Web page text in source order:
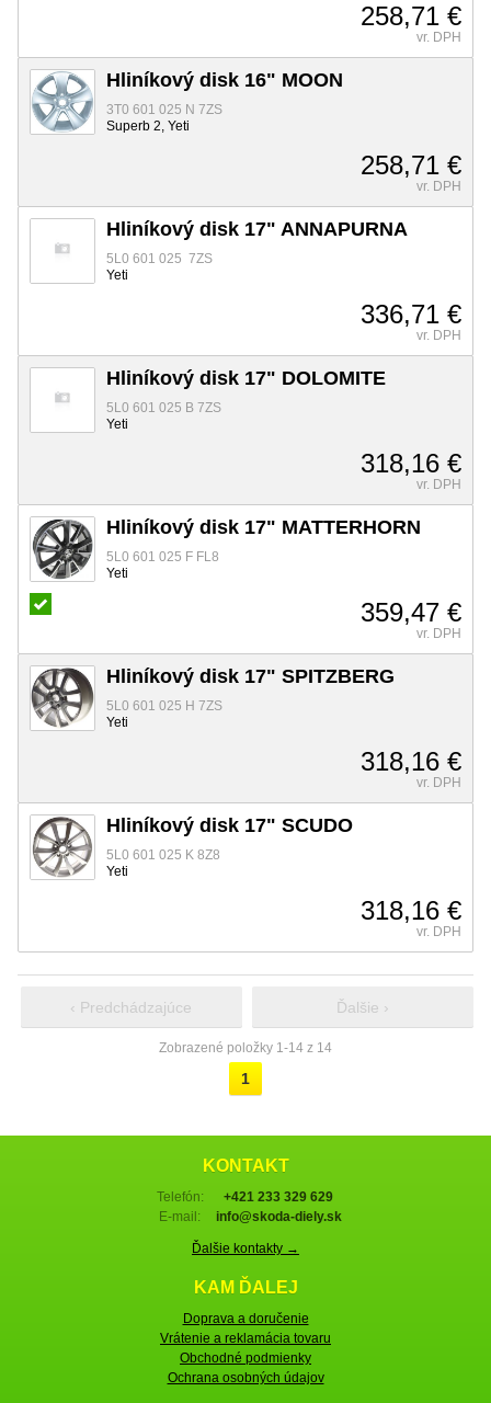
258,71 €
vr. DPH
Hliníkový disk 16" MOON
3T0 601 025 N 7ZS
Superb 2, Yeti
258,71 €
vr. DPH
Hliníkový disk 17" ANNAPURNA
5L0 601 025 7ZS
Yeti
336,71 €
vr. DPH
Hliníkový disk 17" DOLOMITE
5L0 601 025 B 7ZS
Yeti
318,16 €
vr. DPH
Hliníkový disk 17" MATTERHORN
5L0 601 025 F FL8
Yeti
359,47 €
vr. DPH
Hliníkový disk 17" SPITZBERG
5L0 601 025 H 7ZS
Yeti
318,16 €
vr. DPH
Hliníkový disk 17" SCUDO
5L0 601 025 K 8Z8
Yeti
318,16 €
vr. DPH
‹ Predchádzajúce Ďalšie ›
Zobrazené položky 1-14 z 14
1
KONTAKT
Telefón:
+421 233 329 629
E-mail:
info@skoda-diely.sk
Ďalšie kontakty →
KAM ĎALEJ
Doprava a doručenie
Vrátenie a reklamácia tovaru
Obchodné podmienky
Ochrana osobných údajov